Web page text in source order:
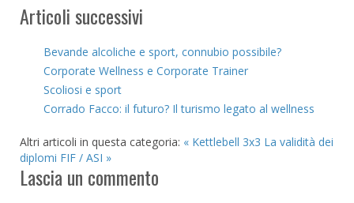
Articoli successivi
Bevande alcoliche e sport, connubio possibile?
Corporate Wellness e Corporate Trainer
Scoliosi e sport
Corrado Facco: il futuro? Il turismo legato al wellness
Altri articoli in questa categoria: « Kettlebell 3x3 La validità dei
diplomi FIF / ASI »
Lascia un commento